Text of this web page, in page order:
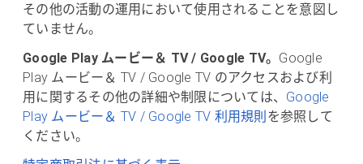
その他の活動の運用において使用されることを意図し
ていません。
Google Play ムービー＆ TV / Google TV。 Google
Play ムービー＆ TV / Google TV のアクセスおよび利
用に関するその他の詳細や制限については、 Google
Play ムービー＆ TV / Google TV 利用規則 を参照して
ください。